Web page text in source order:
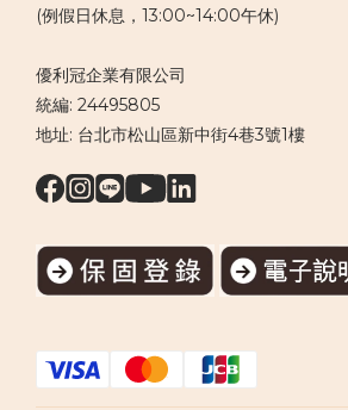
(例假日休息，13:00~14:00午休)
優利冠企業有限公司
統編: 24495805
地址: 台北市松山區新中街4巷3號1樓